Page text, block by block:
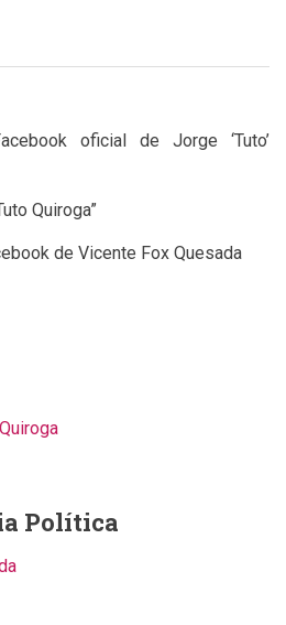
oficial de Jorge ‘Tuto’
Quiroga”
de Vicente Fox Quesada
Política